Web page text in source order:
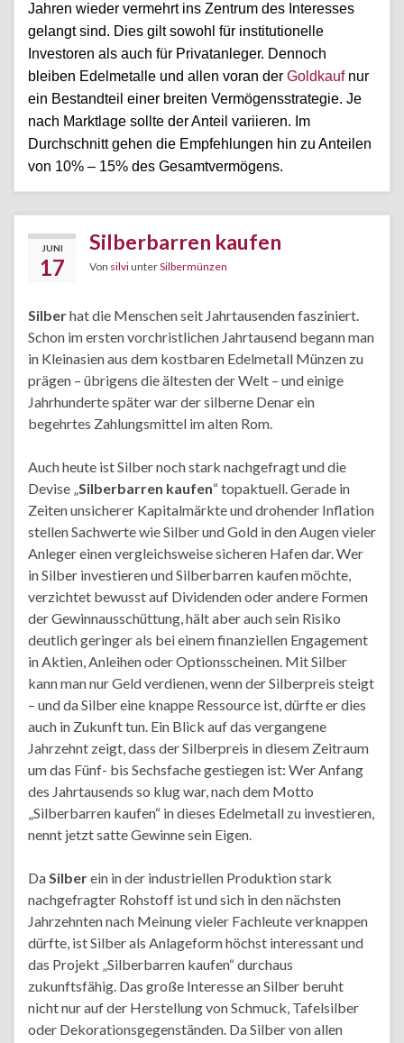
Jahren wieder vermehrt ins Zentrum des Interesses
gelangt sind. Dies gilt sowohl für institutionelle
Investoren als auch für Privatanleger. Dennoch
bleiben Edelmetalle und allen voran der Goldkaufnur
ein Bestandteil einer breiten Vermögensstrategie. Je
nach Marktlage sollte der Anteil variieren. Im
Durchschnitt gehen die Empfehlungen hin zu Anteilen
von 10% – 15% des Gesamtvermögens.
JUNI
17
Silberbarren kaufen
Von silviunterSilbermünzen
Silberhat die Menschen seit Jahrtausenden fasziniert.
Schon im ersten vorchristlichen Jahrtausend begann man
in Kleinasien aus dem kostbaren Edelmetall Münzen zu
prägen – übrigens die ältesten der Welt – und einige
Jahrhunderte später war der silberne Denar ein
begehrtes Zahlungsmittel im alten Rom.
Auch heute ist Silber noch stark nachgefragt und die
Devise „Silberbarren kaufen“ topaktuell. Gerade in
Zeiten unsicherer Kapitalmärkte und drohender Inflation
stellen Sachwerte wie Silber und Gold in den Augen vieler
Anleger einen vergleichsweise sicheren Hafen dar. Wer
in Silber investieren und Silberbarren kaufen möchte,
verzichtet bewusst auf Dividenden oder andere Formen
der Gewinnausschüttung, hält aber auch sein Risiko
deutlich geringer als bei einem finanziellen Engagement
in Aktien, Anleihen oder Optionsscheinen. Mit Silber
kann man nur Geld verdienen, wenn der Silberpreis steigt
– und da Silber eine knappe Ressource ist, dürfte er dies
auch in Zukunft tun. Ein Blick auf das vergangene
Jahrzehnt zeigt, dass der Silberpreis in diesem Zeitraum
um das Fünf- bis Sechsfache gestiegen ist: Wer Anfang
des Jahrtausends so klug war, nach dem Motto
„Silberbarren kaufen“ in dieses Edelmetall zu investieren,
nennt jetzt satte Gewinne sein Eigen.
DaSilberein in der industriellen Produktion stark
nachgefragter Rohstoff ist und sich in den nächsten
Jahrzehnten nach Meinung vieler Fachleute verknappen
dürfte, ist Silber als Anlageform höchst interessant und
das Projekt „Silberbarren kaufen“ durchaus
zukunftsfähig. Das große Interesse an Silber beruht
nicht nur auf der Herstellung von Schmuck, Tafelsilber
oder Dekorationsgegenständen. Da Silber von allen